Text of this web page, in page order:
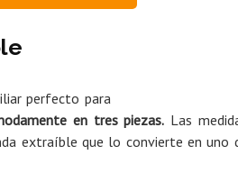
perfecto para
en tres piezas. Las
extraíble que lo convierte en uno